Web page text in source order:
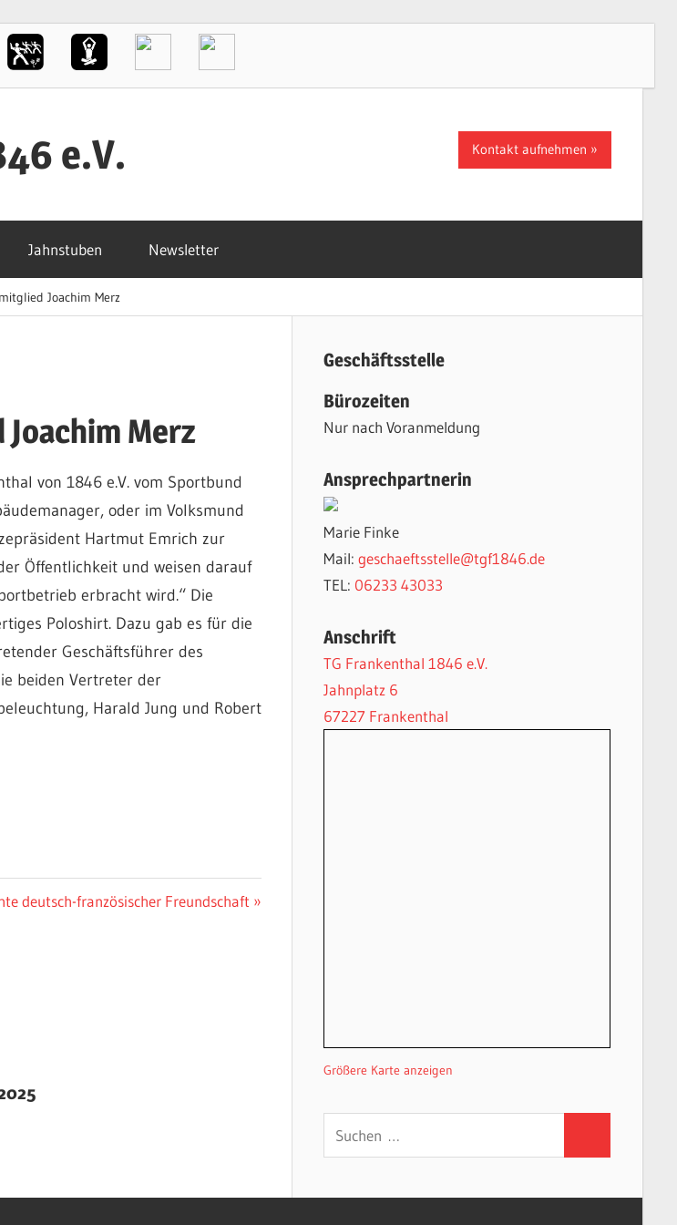
e.V. Kontakt aufnehmen
Jahnstuben Newsletter
Joachim Merz
Merz
von 1846 e.V. vom Sportbund
oder im Volksmund
Hartmut Emrich zur
Öffentlichkeit und weisen darauf
erbracht wird.“ Die
Poloshirt. Dazu gab es für die
Geschäftsführer des
beiden Vertreter der
Harald Jung und Robert
deutsch-französischer Freundschaft
Geschäftsstelle
Bürozeiten
Nur nach Voranmeldung
Ansprechpartnerin
Marie Finke
Mail: geschaeftsstelle@tgf1846.de
TEL: 06233 43033
Anschrift
TG Frankenthal 1846 e.V.
Jahnplatz 6
67227 Frankenthal
Größere Karte anzeigen